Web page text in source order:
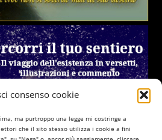
consenso cookie
ma purtroppo una legge mi costringe a
che il sito stesso utilizza i cookie a fini